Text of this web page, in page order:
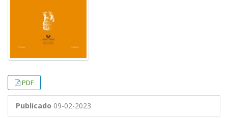
PDF
Publicado 09-02-2023